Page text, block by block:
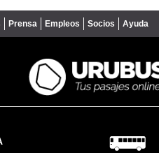
Prensa Empleos Socios Ayuda